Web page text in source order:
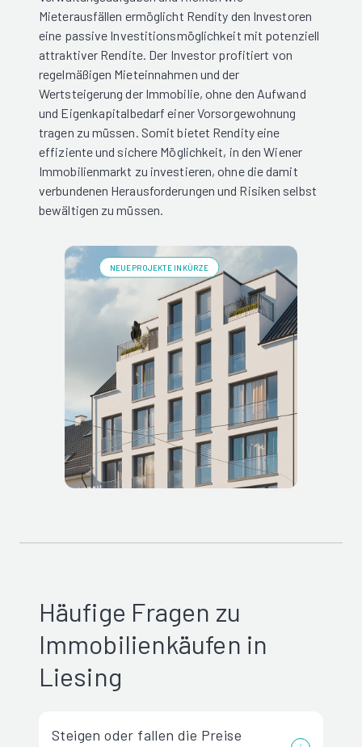
Mieterausfällen ermöglicht Rendity den Investoren
eine passive Investitionsmöglichkeit mit potenziell
attraktiver Rendite. Der Investor profitiert von
regelmäßigen Mieteinnahmen und der
Wertsteigerung der Immobilie, ohne den Aufwand
und Eigenkapitalbedarf einer Vorsorgewohnung
tragen zu müssen. Somit bietet Rendity eine
effiziente und sichere Möglichkeit, in den Wiener
Immobilienmarkt zu investieren, ohne die damit
verbundenen Herausforderungen und Risiken selbst
bewältigen zu müssen.
NEUE PROJEKTE IN KÜRZE
Häufige Fragen zu
Immobilienkäufen in
Liesing
Steigen oder fallen die Preise